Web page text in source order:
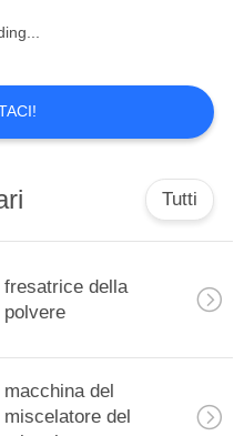
spezia
62
Tutti
fresatrice della
polvere
macchina del
miscelatore del